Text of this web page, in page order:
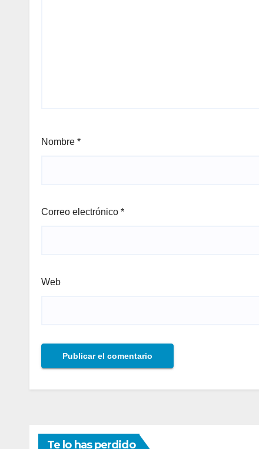
Nombre *
Correo electrónico *
Web
Te lo has perdido